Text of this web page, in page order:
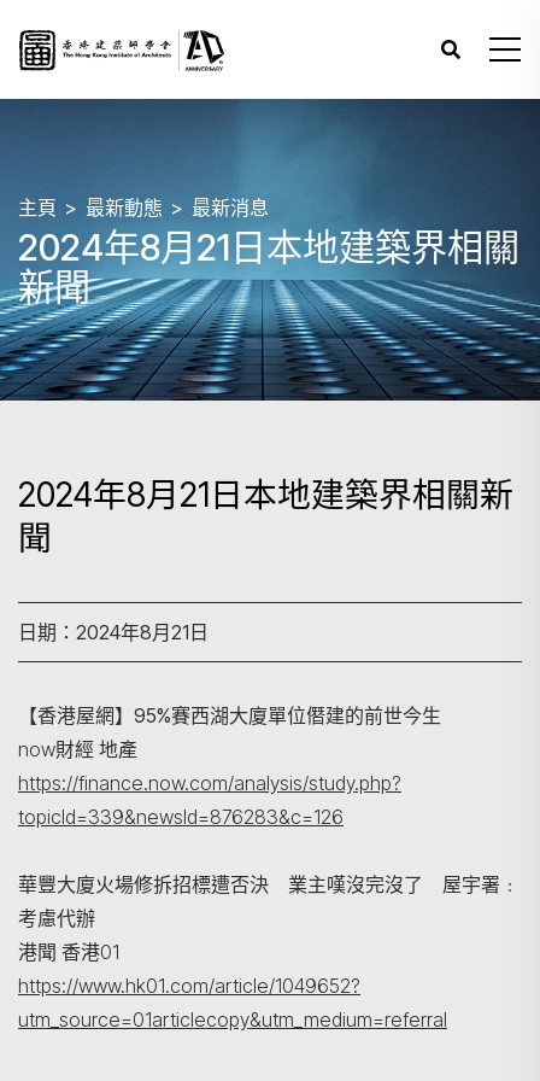
主頁 最新動態 最新消息
2024年8月21日本地建築界相關
新聞
2024年8月21日本地建築界相關新
聞
日期：2024年8月21日
【香港屋網】95%賽西湖大廈單位僭建的前世今生
now財經 地產
https://finance.now.com/analysis/study.php?
topicId=339&newsId=876283&c=126
華豐大廈火場修拆招標遭否決 業主嘆沒完沒了 屋宇署﹕
考慮代辦
港聞 香港01
https://www.hk01.com/article/1049652?
utm_source=01articlecopy&utm_medium=referral